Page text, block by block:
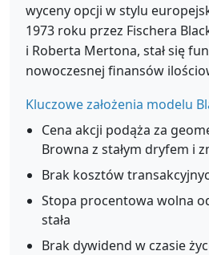
wyceny opcji w stylu
1973 roku przez Fischera
i Roberta Mertona, stał się
nowoczesnej finansów
Kluczowe założenia modelu
Cena akcji podąża za
Browna z stałym dryfem i
Brak kosztów
Stopa procentowa wolna
stała
Brak dywidend w czasie